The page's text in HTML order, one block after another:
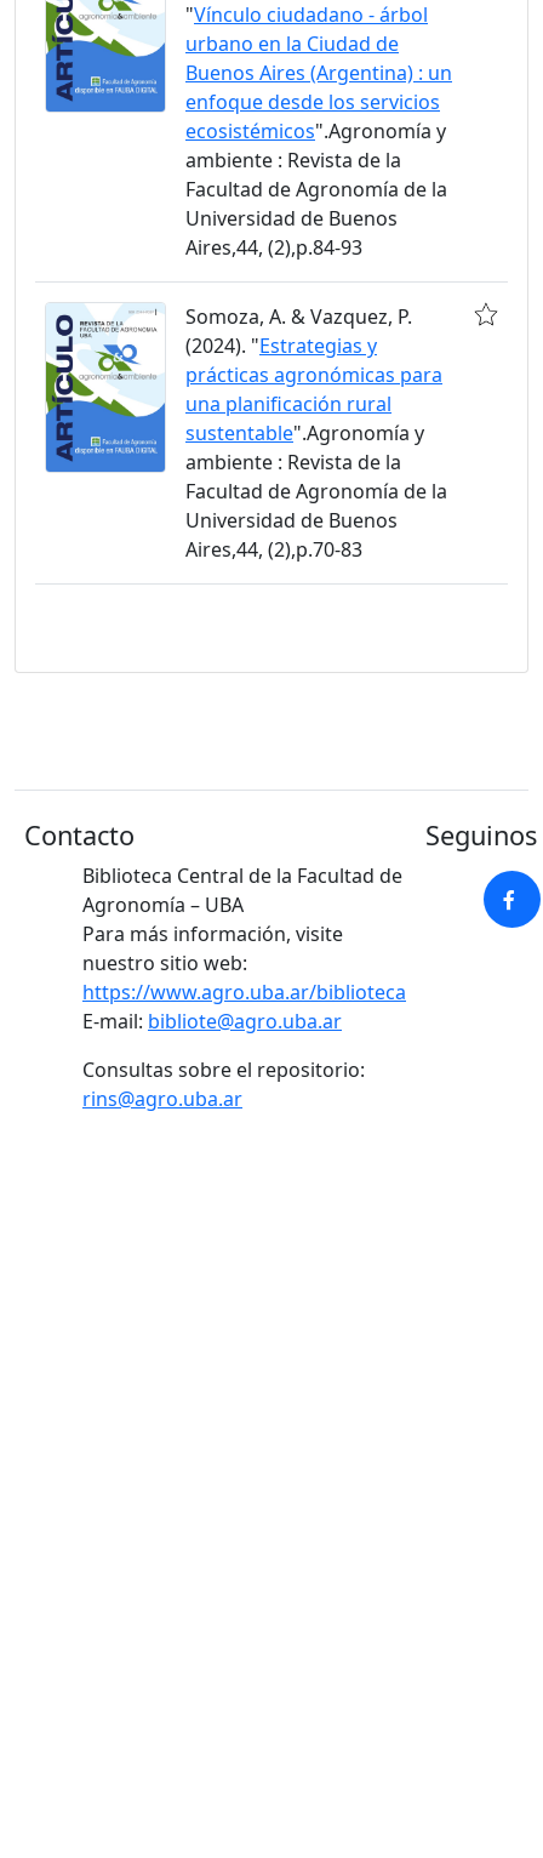
"Vínculo ciudadano - árbol
urbano en la Ciudad de
Buenos Aires (Argentina) : un
enfoque desde los servicios
ecosistémicos".Agronomía y
ambiente : Revista de la
Facultad de Agronomía de la
Universidad de Buenos
Aires,44, (2),p.84-93
Somoza, A. & Vazquez, P.
(2024). "Estrategias y
prácticas agronómicas para
una planificación rural
sustentable".Agronomía y
ambiente : Revista de la
Facultad de Agronomía de la
Universidad de Buenos
Aires,44, (2),p.70-83
Contacto
Biblioteca Central de la Facultad de
Agronomía – UBA
Para más información, visite
nuestro sitio web:
https://www.agro.uba.ar/biblioteca
E-mail: bibliote@agro.uba.ar
Consultas sobre el repositorio:
rins@agro.uba.ar